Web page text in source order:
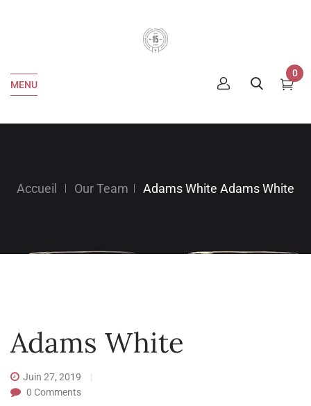
MENU
0
Accueil Our Team Adams White Adams White
Adams White
Juin 27, 2019
0 Comments